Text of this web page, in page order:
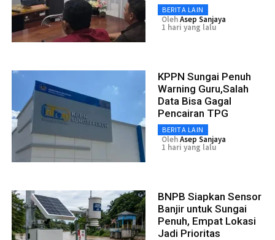
BERITA LAIN
OlehAsep Sanjaya
1 hari yang lalu
KPPN Sungai Penuh
Warning Guru,Salah
Data Bisa Gagal
Pencairan TPG
BERITA LAIN
OlehAsep Sanjaya
1 hari yang lalu
BNPB Siapkan Sensor
Banjir untuk Sungai
Penuh, Empat Lokasi
Jadi Prioritas